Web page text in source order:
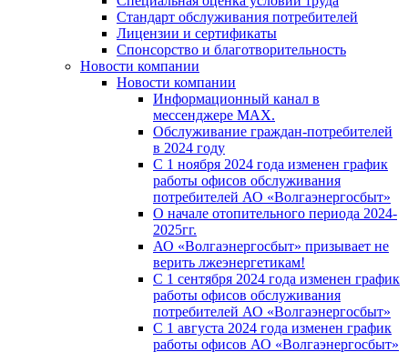
Стандарт обслуживания потребителей
Лицензии и сертификаты
Спонсорство и благотворительность
Новости компании
Новости компании
Информационный канал в
мессенджере MAX.
Обслуживание граждан-потребителей
в 2024 году
С 1 ноября 2024 года изменен график
работы офисов обслуживания
потребителей АО «Волгаэнергосбыт»
О начале отопительного периода 2024-
2025гг.
АО «Волгаэнергосбыт» призывает не
верить лжеэнергетикам!
С 1 сентября 2024 года изменен график
работы офисов обслуживания
потребителей АО «Волгаэнергосбыт»
С 1 августа 2024 года изменен график
работы офисов АО «Волгаэнергосбыт»